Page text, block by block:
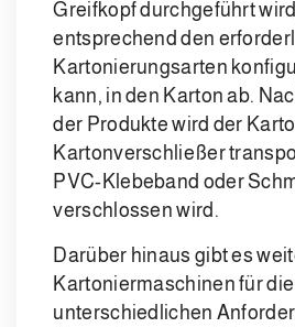
Greifkopf durchgeführt
entsprechend den
Kartonierungsarten
kann, in den Karton ab.
der Produkte wird der
Kartonverschließer
PVC-Klebeband oder
verschlossen wird.
Darüber hinaus gibt es
Kartoniermaschinen für die
unterschiedlichen